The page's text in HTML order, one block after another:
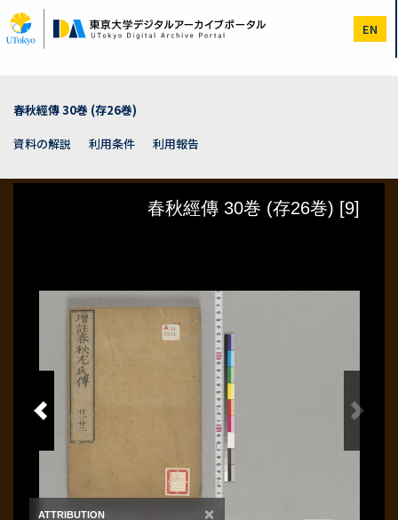
イ
ン
EN
春秋經傳 30巻 (存26巻)
資料の解説
利用条件 利用報告